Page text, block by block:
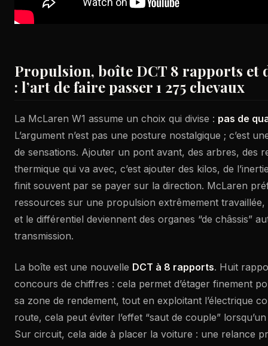
Propulsion, boîte DCT 8 rapports et
: l’art de faire passer 1 275 chevaux
La McLaren W1 assume un choix qui divise : pas de
L’argument n’est pas une posture nostalgique ; c’est
de sensations. Ajouter un pont avant, des arbres, des
thermique qui va avec, c’est ajouter des kilos, de
finit souvent par se payer sur la direction. McLaren
ressources sur une propulsion extrêmement travaillée,
et le différentiel deviennent des organes “de châssis”
transmission.
La boîte est une nouvelle DCT à 8 rapports. Huit
concours de chiffres : cela permet d’étager finement
sa zone de rendement, tout en exploitant l’électrique
route, cela peut éviter l’effet “saut de couple”
Sur circuit, cela aide à placer la voiture : une relance